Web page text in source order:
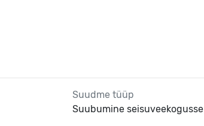
Suudme tüüp
Suubumine seisuveekogusse